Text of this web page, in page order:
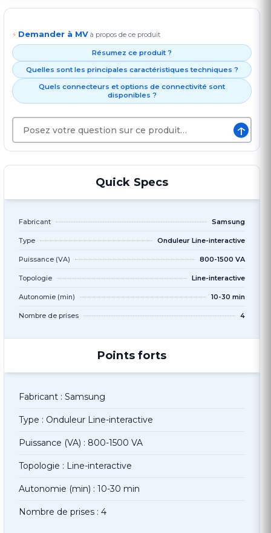
⚡ Demander à MV à propos de ce produit
Résumez ce produit ?
Quelles sont les principales caractéristiques techniques ?
Quels connecteurs et options de connectivité sont
disponibles ?
↑
Quick Specs
Fabricant Samsung
Type Onduleur Line-interactive
Puissance (VA) 800-1500 VA
Topologie Line-interactive
Autonomie (min) 10-30 min
Nombre de prises 4
Points forts
Fabricant : Samsung
Type : Onduleur Line-interactive
Puissance (VA) : 800-1500 VA
Topologie : Line-interactive
Autonomie (min) : 10-30 min
Nombre de prises : 4